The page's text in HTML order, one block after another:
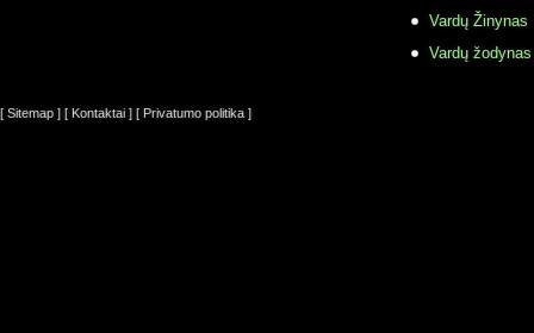
Vardų Žinynas
Vardų
[ Sitemap ] [ Kontaktai ] [ Privatumo politika ]